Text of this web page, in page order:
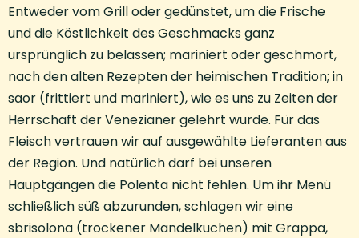
Entweder vom Grill oder gedünstet, um die Frische
und die Köstlichkeit des Geschmacks ganz
ursprünglich zu belassen; mariniert oder geschmort,
nach den alten Rezepten der heimischen Tradition; in
saor (frittiert und mariniert), wie es uns zu Zeiten der
Herrschaft der Venezianer gelehrt wurde. Für das
Fleisch vertrauen wir auf ausgewählte Lieferanten aus
der Region. Und natürlich darf bei unseren
Hauptgängen die Polenta nicht fehlen. Um ihr Menü
schließlich süß abzurunden, schlagen wir eine
sbrisolona (trockener Mandelkuchen) mit Grappa,